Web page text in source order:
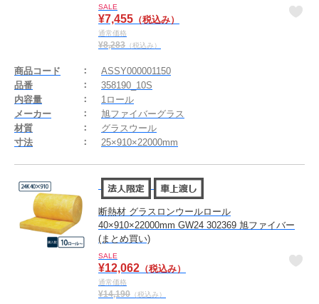
SALE
¥7,455 （税込み）
通常価格
¥8,283 （税込み）
商品コード
ASSY000001150
品番
358190_10S
内容量
1ロール
メーカー
旭ファイバーグラス
材質
グラスウール
寸法
25×910×22000mm
断熱材 グラスロンウールロール
40×910×22000mm GW24 302369 旭ファイバー
(まとめ買い)
SALE
¥12,062 （税込み）
通常価格
¥14,190 （税込み）